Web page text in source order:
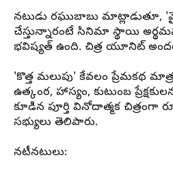
నటుడు రఘుబాబు మాట్లాడుతూ,
చేస్తున్నారంటే సినిమా స్థాయి
భవిష్యత్ ఉంది. చిత్ర యూనిట్
'కొత్త మలుపు' కేవలం ప్రేమకథ
ఉత్కంఠ, హాస్యం, కుటుంబ
కూడిన పూర్తి వినోదాత్మక చిత్రంగా
సభ్యులు తెలిపారు.
నటీనటులు: